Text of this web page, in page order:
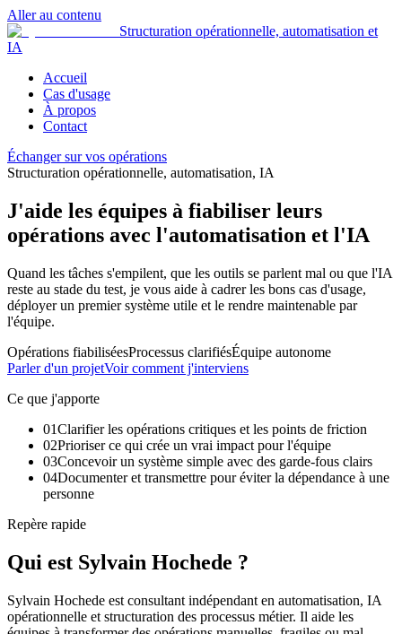
Aller au contenu
Structuration opérationnelle, automatisation et
IA
Accueil
Cas d'usage
À propos
Contact
Échanger sur vos opérations
Structuration opérationnelle, automatisation, IA
J'aide les équipes à fiabiliser leurs
opérations avec l'automatisation et l'IA
Quand les tâches s'empilent, que les outils se parlent mal ou que l'IA
reste au stade du test, je vous aide à cadrer les bons cas d'usage,
déployer un premier système utile et le rendre maintenable par
l'équipe.
Opérations fiabiliséesProcessus clarifiésÉquipe autonome
Parler d'un projetVoir comment j'interviens
Ce que j'apporte
01Clarifier les opérations critiques et les points de friction
02Prioriser ce qui crée un vrai impact pour l'équipe
03Concevoir un système simple avec des garde-fous clairs
04Documenter et transmettre pour éviter la dépendance à une
personne
Repère rapide
Qui est Sylvain Hochede ?
Sylvain Hochede est consultant indépendant en automatisation, IA
opérationnelle et structuration des processus métier. Il aide les